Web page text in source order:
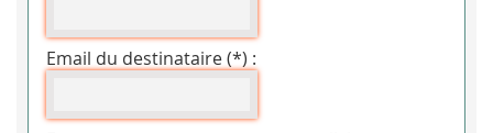
Email du destinataire (*) :